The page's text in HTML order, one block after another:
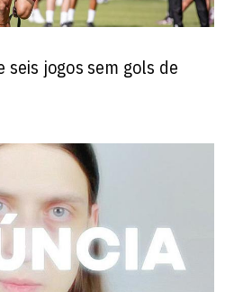
seis jogos sem gols de